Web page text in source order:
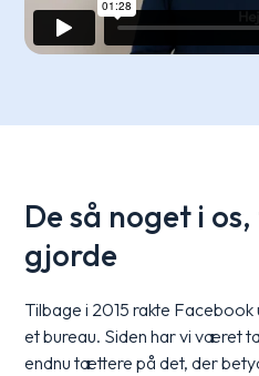
De så noget i
gjorde
Tilbage i 2015 rakte
et bureau. Siden har vi været
endnu tættere på det, der